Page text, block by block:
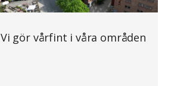
Vi gör vårfint i våra områden